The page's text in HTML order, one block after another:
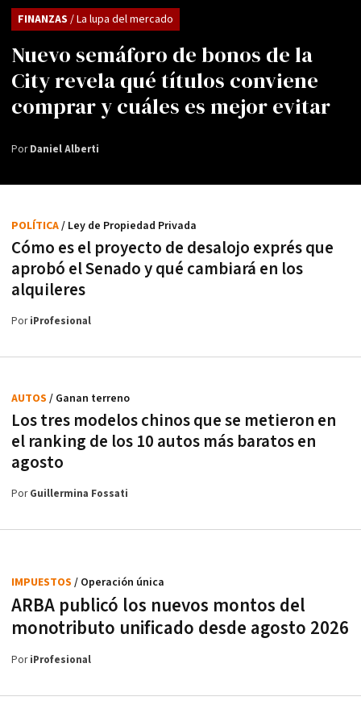
Nuevo semáforo de bonos de la
City revela qué títulos conviene
comprar y cuáles es mejor evitar
FINANZAS / La lupa del mercado
PorDaniel Alberti
Cómo es el proyecto de desalojo exprés que
aprobó el Senado y qué cambiará en los
alquileres
POLÍTICA/ Ley de Propiedad Privada
PoriProfesional
Los tres modelos chinos que se metieron en
el ranking de los 10 autos más baratos en
agosto
AUTOS / Ganan terreno
PorGuillermina Fossati
ARBA publicó los nuevos montos del
monotributo unificado desde agosto 2026
IMPUESTOS / Operación única
PoriProfesional